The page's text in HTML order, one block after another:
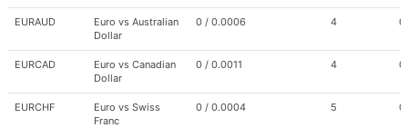
EURAUD
Euro vs Australian
Dollar
0 / 0.0006 4
EURCAD
Euro vs Canadian
Dollar
0 / 0.0011 4
EURCHF
Euro vs Swiss
Franc
0 / 0.0004 5